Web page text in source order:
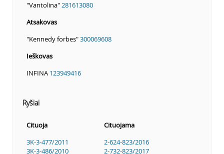
"Vantolina"281613080
Atsakovas
"Kennedy forbes"300069608
Ieškovas
INFINA 123949416
Ryšiai
Cituoja
Cituojama
3K-3-477/2011
3K-3-486/2010
2-624-823/2016
2-732-823/2017